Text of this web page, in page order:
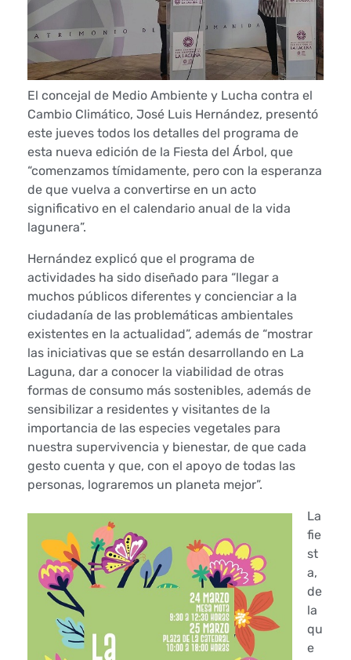
m
b
i
e
n
t
e
e
L
a
L
a
g
u
n
El concejal de Medio Ambiente y Lucha contra el
Cambio Climático, José Luis Hernández, presentó
este jueves todos los detalles del programa de
esta nueva edición de la Fiesta del Árbol, que
“comenzamos tímidamente, pero con la esperanza
de que vuelva a convertirse en un acto
significativo en el calendario anual de la vida
lagunera”.
Hernández explicó que el programa de
actividades ha sido diseñado para “llegar a
muchos públicos diferentes y concienciar a la
ciudadanía de las problemáticas ambientales
existentes en la actualidad”, además de “mostrar
las iniciativas que se están desarrollando en La
Laguna, dar a conocer la viabilidad de otras
formas de consumo más sostenibles, además de
sensibilizar a residentes y visitantes de la
importancia de las especies vegetales para
nuestra supervivencia y bienestar, de que cada
gesto cuenta y que, con el apoyo de todas las
personas, lograremos un planeta mejor”.
La
fie
st
a,
de
la
qu
e